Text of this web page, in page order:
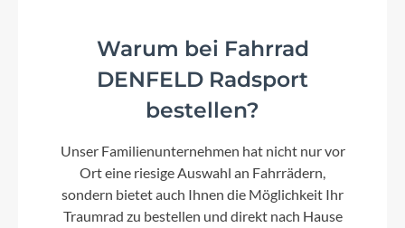
Schaltwerk
Shimano CUES U6000-11/10 LG shadow+
Aluminium
Kurbelgarnitur
Warum bei Fahrrad
DENFELD Radsport
bestellen?
Unser Familienunternehmen hat nicht nur vor
Ort eine riesige Auswahl an Fahrrädern,
sondern bietet auch Ihnen die Möglichkeit Ihr
Traumrad zu bestellen und direkt nach Hause